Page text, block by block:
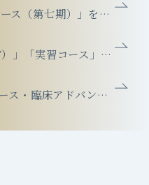
期）」を開催しました。
ース」を開催しました。
スコースは満席となりました